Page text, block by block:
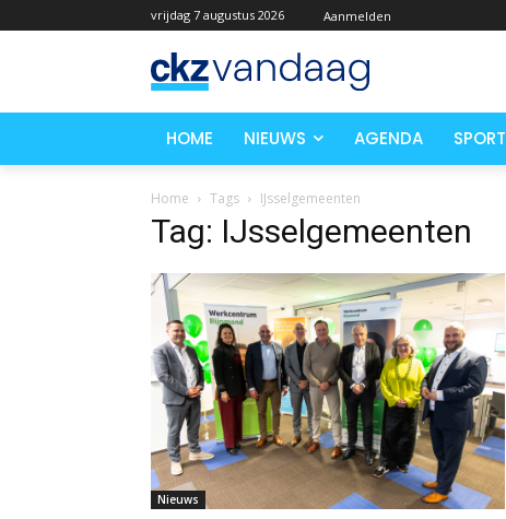
vrijdag 7 augustus 2026 Aanmelden
HOME NIEUWS AGENDA SPORT
Home Tags IJsselgemeenten
Tag: IJsselgemeenten
Nieuws